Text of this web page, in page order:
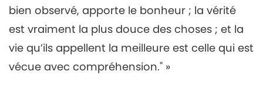
bien observé, apporte le bonheur ; la vérité
est vraiment la plus douce des choses ; et la
vie qu’ils appellent la meilleure est celle qui est
vécue avec compréhension." »